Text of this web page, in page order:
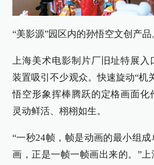
“美影源”园区内的孙悟空文创产
上海美术电影制片厂旧址特展
装置吸引不少观众。快速旋动“机
悟空形象挥棒腾跃的定格画面化
灵动鲜活、栩栩如生。
“一秒24帧，帧是动画的最小组
画，正是一帧一帧画出来的。”上